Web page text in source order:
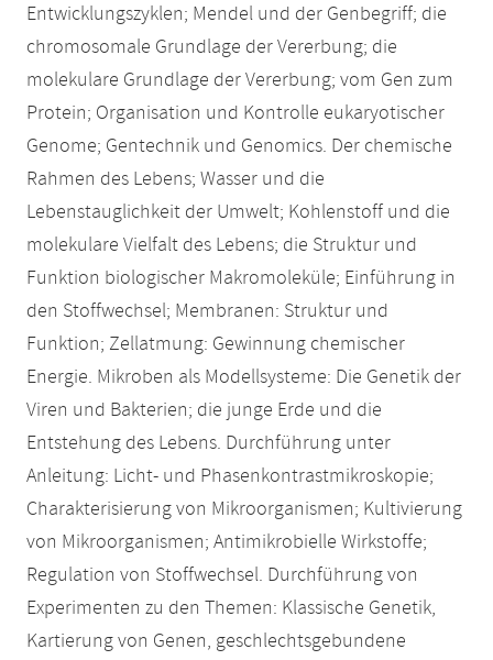
Entwicklungszyklen; Mendel und der Genbegriff; die
chromosomale Grundlage der Vererbung; die
molekulare Grundlage der Vererbung; vom Gen zum
Protein; Organisation und Kontrolle eukaryotischer
Genome; Gentechnik und Genomics. Der chemische
Rahmen des Lebens; Wasser und die
Lebenstauglichkeit der Umwelt; Kohlenstoff und die
molekulare Vielfalt des Lebens; die Struktur und
Funktion biologischer Makromoleküle; Einführung in
den Stoffwechsel; Membranen: Struktur und
Funktion; Zellatmung: Gewinnung chemischer
Energie. Mikroben als Modellsysteme: Die Genetik der
Viren und Bakterien; die junge Erde und die
Entstehung des Lebens. Durchführung unter
Anleitung: Licht- und Phasenkontrastmikroskopie;
Charakterisierung von Mikroorganismen; Kultivierung
von Mikroorganismen; Antimikrobielle Wirkstoffe;
Regulation von Stoffwechsel. Durchführung von
Experimenten zu den Themen: Klassische Genetik,
Kartierung von Genen, geschlechtsgebundene